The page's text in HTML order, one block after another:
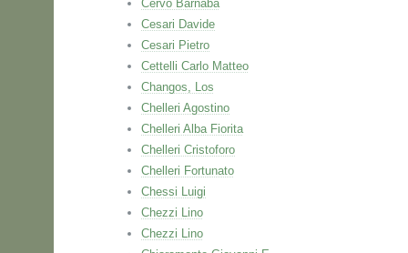
Cervo Barnaba
Cesari Davide
Cesari Pietro
Cettelli Carlo Matteo
Changos, Los
Chelleri Agostino
Chelleri Alba Fiorita
Chelleri Cristoforo
Chelleri Fortunato
Chessi Luigi
Chezzi Lino
Chezzi Lino